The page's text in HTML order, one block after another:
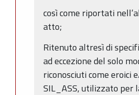
così come riportati
atto;
Ritenuto altresì di
ad eccezione del solo
riconosciuti come eroici
SIL_ASS, utilizzato per